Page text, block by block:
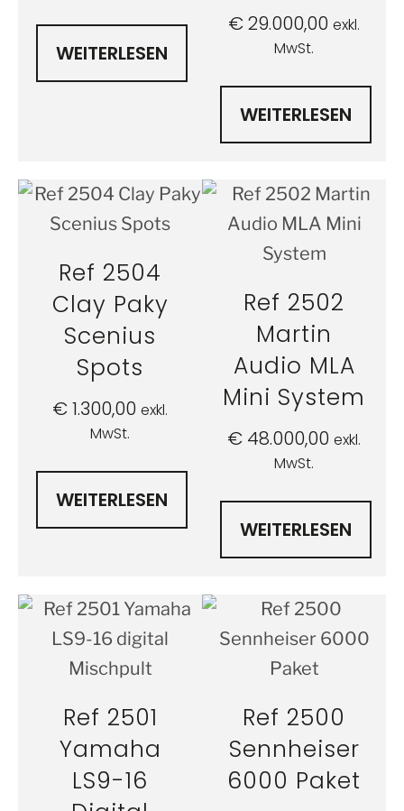
WEITERLESEN
€29.000,00 exkl.
MwSt.
WEITERLESEN
Ref 2504
Clay Paky
Scenius
Spots
€1.300,00 exkl.
MwSt.
WEITERLESEN
Ref 2502
Martin
Audio MLA
Mini System
€ 48.000,00 exkl.
MwSt.
WEITERLESEN
Ref 2501
Yamaha
LS9-16
Ref 2500
Sennheiser
6000 Paket